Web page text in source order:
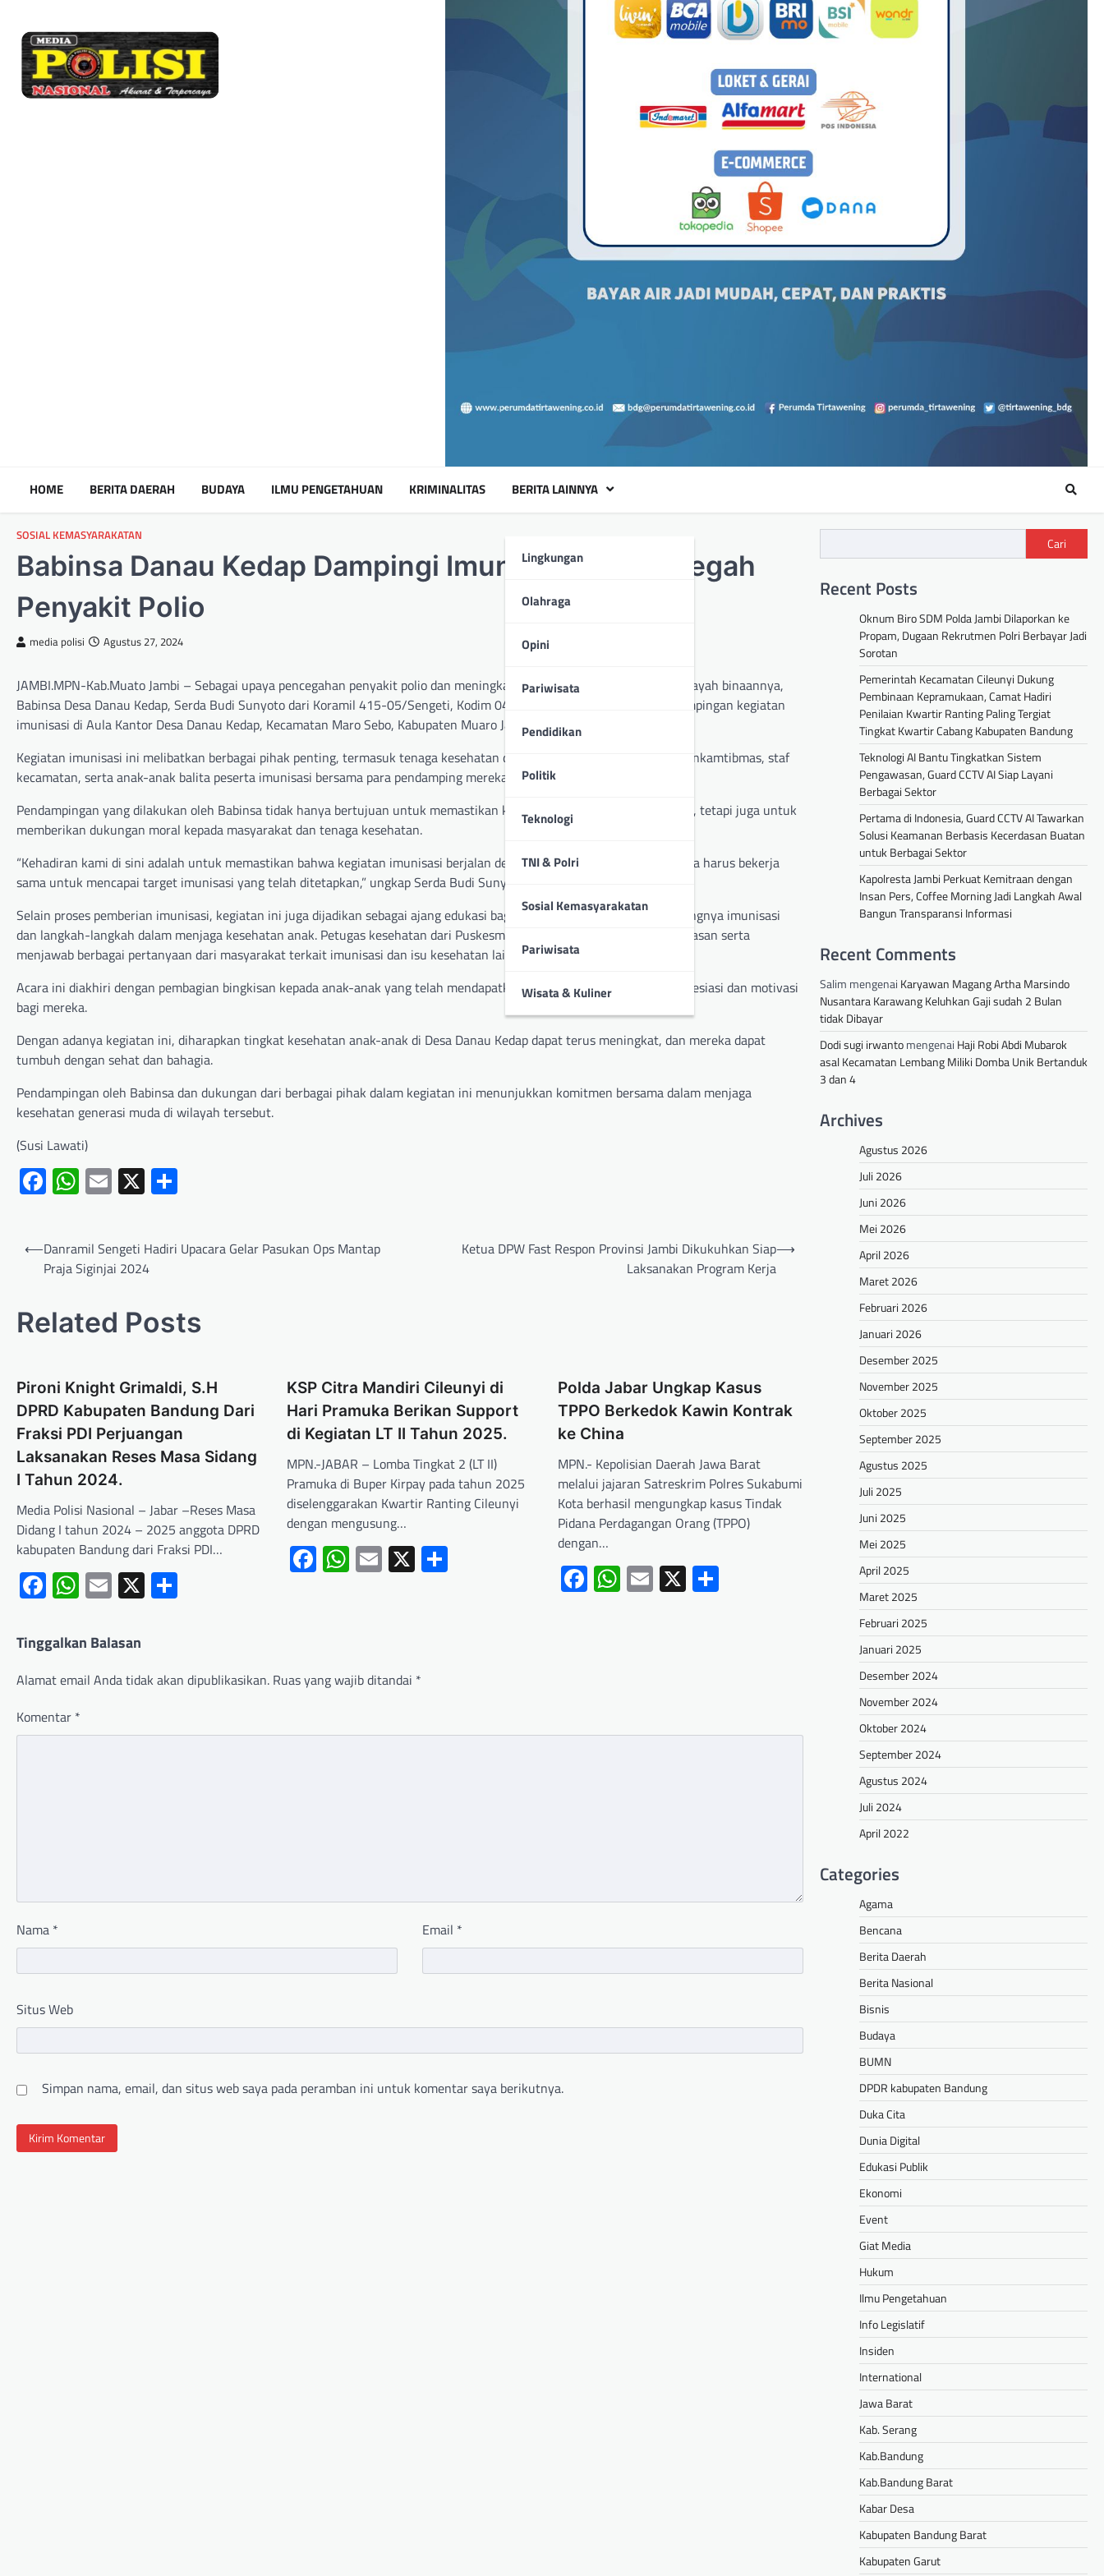
HOME BERITA DAERAH BUDAYA ILMU PENGETAHUAN KRIMINALITAS BERITA LAINNYA
Lingkungan
Olahraga
Opini
Pariwisata
Pendidikan
Politik
Teknologi
TNI & Polri
Sosial Kemasyarakatan
Pariwisata
Wisata & Kuliner
SOSIAL KEMASYARAKATAN
Babinsa Danau Kedap Dampingi Imunisasi Untuk Cegah
Penyakit Polio
media polisi Agustus 27, 2024
JAMBI.MPN-Kab.Muato Jambi – Sebagai upaya pencegahan penyakit polio dan meningkatkan kesehatan anak-anak di wilayah binaannya,
Babinsa Desa Danau Kedap, Serda Budi Sunyoto dari Koramil 415-05/Sengeti, Kodim 0415/Jambi, melaksanakan pendampingan kegiatan
imunisasi di Aula Kantor Desa Danau Kedap, Kecamatan Maro Sebo, Kabupaten Muaro Jambi, Senin (26/08/2024).
Kegiatan imunisasi ini melibatkan berbagai pihak penting, termasuk tenaga kesehatan dari Puskesmas Jambi Kecil, Bhabinkamtibmas, staf
kecamatan, serta anak-anak balita peserta imunisasi bersama para pendamping mereka.
Pendampingan yang dilakukan oleh Babinsa tidak hanya bertujuan untuk memastikan kelancaran pelaksanaan imunisasi, tetapi juga untuk
memberikan dukungan moral kepada masyarakat dan tenaga kesehatan.
“Kehadiran kami di sini adalah untuk memastikan bahwa kegiatan imunisasi berjalan dengan lancar dan aman. Kita semua harus bekerja
sama untuk mencapai target imunisasi yang telah ditetapkan,” ungkap Serda Budi Sunyoto.
Selain proses pemberian imunisasi, kegiatan ini juga dijadikan sebagai ajang edukasi bagi para orang tua mengenai pentingnya imunisasi
dan langkah-langkah dalam menjaga kesehatan anak. Petugas kesehatan dari Puskesmas Jambi Kecil memberikan penjelasan serta
menjawab berbagai pertanyaan dari masyarakat terkait imunisasi dan isu kesehatan lainnya.
Acara ini diakhiri dengan pembagian bingkisan kepada anak-anak yang telah mendapatkan imunisasi, sebagai bentuk apresiasi dan motivasi
bagi mereka.
Dengan adanya kegiatan ini, diharapkan tingkat kesehatan anak-anak di Desa Danau Kedap dapat terus meningkat, dan mereka dapat
tumbuh dengan sehat dan bahagia.
Pendampingan oleh Babinsa dan dukungan dari berbagai pihak dalam kegiatan ini menunjukkan komitmen bersama dalam menjaga
kesehatan generasi muda di wilayah tersebut.
(Susi Lawati)
Facebook
WhatsApp
Email
X
⟵Danramil Sengeti Hadiri Upacara Gelar Pasukan Ops Mantap
Praja Siginjai 2024
Ketua DPW Fast Respon Provinsi Jambi Dikukuhkan Siap
Laksanakan Program Kerja
⟶
Related Posts
Pironi Knight Grimaldi, S.H
DPRD Kabupaten Bandung Dari
Fraksi PDI Perjuangan
Laksanakan Reses Masa Sidang
I Tahun 2024.
Media Polisi Nasional – Jabar –Reses Masa
Didang I tahun 2024 – 2025 anggota DPRD
kabupaten Bandung dari Fraksi PDI…
Facebook
WhatsApp
Email
X
KSP Citra Mandiri Cileunyi di
Hari Pramuka Berikan Support
di Kegiatan LT II Tahun 2025.
MPN.-JABAR – Lomba Tingkat 2 (LT II)
Pramuka di Buper Kirpay pada tahun 2025
diselenggarakan Kwartir Ranting Cileunyi
dengan mengusung…
Facebook
WhatsApp
Email
X
Polda Jabar Ungkap Kasus
TPPO Berkedok Kawin Kontrak
ke China
MPN.- Kepolisian Daerah Jawa Barat
melalui jajaran Satreskrim Polres Sukabumi
Kota berhasil mengungkap kasus Tindak
Pidana Perdagangan Orang (TPPO)
dengan…
Facebook
WhatsApp
Email
X Share
Tinggalkan Balasan
Alamat email Anda tidak akan dipublikasikan. Ruas yang wajib ditandai *
Komentar *
Nama * Email *
Situs Web
Simpan nama, email, dan situs web saya pada peramban ini untuk komentar saya berikutnya.
Cari
Recent Posts
Oknum Biro SDM Polda Jambi Dilaporkan ke
Propam, Dugaan Rekrutmen Polri Berbayar Jadi
Sorotan
Pemerintah Kecamatan Cileunyi Dukung
Pembinaan Kepramukaan, Camat Hadiri
Penilaian Kwartir Ranting Paling Tergiat
Tingkat Kwartir Cabang Kabupaten Bandung
Teknologi AI Bantu Tingkatkan Sistem
Pengawasan, Guard CCTV AI Siap Layani
Berbagai Sektor
Pertama di Indonesia, Guard CCTV AI Tawarkan
Solusi Keamanan Berbasis Kecerdasan Buatan
untuk Berbagai Sektor
Kapolresta Jambi Perkuat Kemitraan dengan
Insan Pers, Coffee Morning Jadi Langkah Awal
Bangun Transparansi Informasi
Recent Comments
Salim mengenai Karyawan Magang Artha Marsindo
Nusantara Karawang Keluhkan Gaji sudah 2 Bulan
tidak Dibayar
Dodi sugi irwantomengenai Haji Robi Abdi Mubarok
asal Kecamatan Lembang Miliki Domba Unik Bertanduk
3 dan 4
Archives
Agustus 2026
Juli 2026
Juni 2026
Mei 2026
April 2026
Maret 2026
Februari 2026
Januari 2026
Desember 2025
November 2025
Oktober 2025
September 2025
Agustus 2025
Juli 2025
Juni 2025
Mei 2025
April 2025
Maret 2025
Februari 2025
Januari 2025
Desember 2024
November 2024
Oktober 2024
September 2024
Agustus 2024
Juli 2024
April 2022
Categories
Agama
Bencana
Berita Daerah
Berita Nasional
Bisnis
Budaya
BUMN
DPDR kabupaten Bandung
Duka Cita
Dunia Digital
Edukasi Publik
Ekonomi
Event
Giat Media
Hukum
Ilmu Pengetahuan
Info Legislatif
Insiden
International
Jawa Barat
Kab. Serang
Kab.Bandung
Kab.Bandung Barat
Kabar Desa
Kabupaten Bandung Barat
Kabupaten Garut